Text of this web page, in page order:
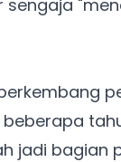
jadi bagian
tetap bisa
saja.